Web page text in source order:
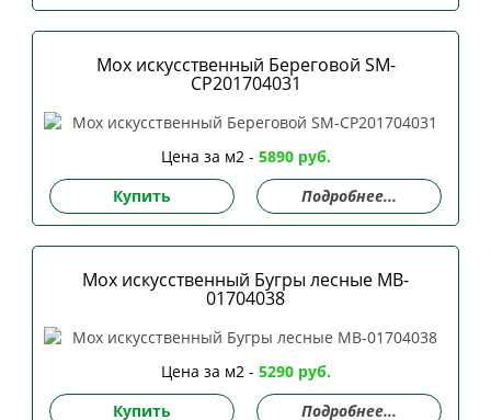
Мох искусственный Береговой SM-
CP201704031
Цена за м2 - 5890 руб.
Купить
Подробнее...
Мох искусственный Бугры лесные MB-
01704038
Цена за м2 - 5290 руб.
Купить
Подробнее...